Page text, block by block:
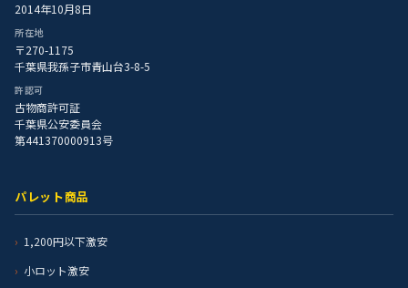
2014年10月8日
所在地
〒270-1175
千葉県我孫子市青山台3-8-5
許認可
古物商許可証
千葉県公安委員会
第441370000913号
パレット商品
1,200円以下激安
小ロット激安